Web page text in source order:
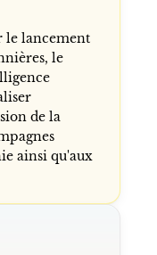
le lancement
le
de la
ainsi qu'aux